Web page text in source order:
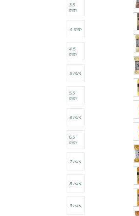
3.5
mm
4 mm
4.5
mm
5 mm
5.5
mm
6 mm
6.5
mm
7 mm
8 mm
9 mm